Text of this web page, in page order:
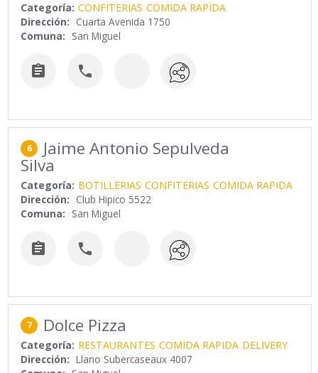
Categoría: CONFITERIAS COMIDA RAPIDA
Dirección: Cuarta Avenida 1750
Comuna: San Miguel
 
6 Jaime Antonio Sepulveda
Silva
Categoría: BOTILLERIAS CONFITERIAS COMIDA RAPIDA
Dirección: Club Hipico 5522
Comuna: San Miguel
 
7 Dolce Pizza
Categoría: RESTAURANTES COMIDA RAPIDA DELIVERY
Dirección: Llano Subercaseaux 4007